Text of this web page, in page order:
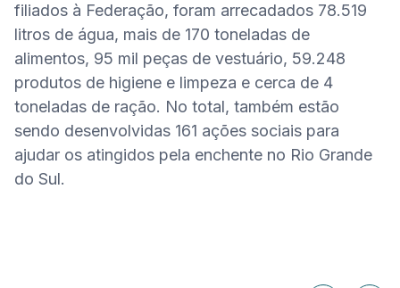
filiados à Federação, foram arrecadados 78.519
litros de água, mais de 170 toneladas de
alimentos, 95 mil peças de vestuário, 59.248
produtos de higiene e limpeza e cerca de 4
toneladas de ração. No total, também estão
sendo desenvolvidas 161 ações sociais para
ajudar os atingidos pela enchente no Rio Grande
do Sul.